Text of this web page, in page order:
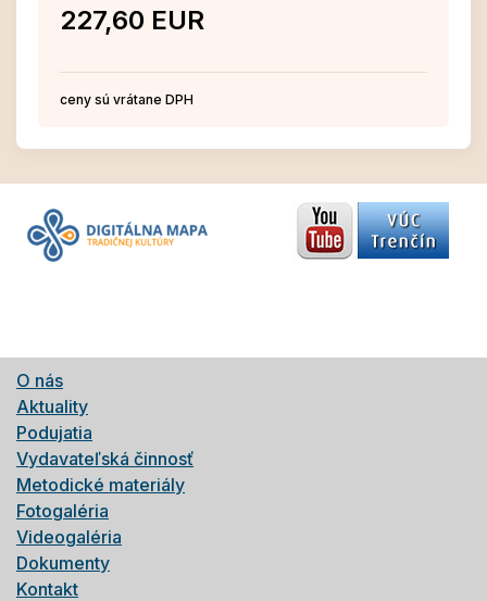
227,60 EUR
ceny sú vrátane DPH
O nás
Aktuality
Podujatia
Vydavateľská činnosť
Metodické materiály
Fotogaléria
Videogaléria
Dokumenty
Kontakt